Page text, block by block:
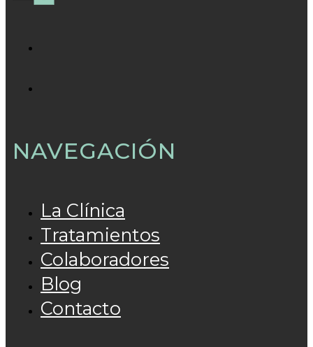
NAVEGACIÓN
La Clínica
Tratamientos
Colaboradores
Blog
Contacto